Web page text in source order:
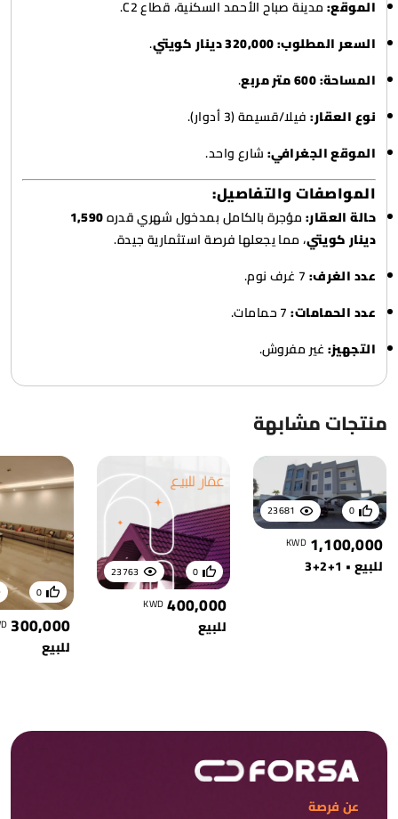
الموقع:مدينة صباح الأحمد السكنية، قطاع C2.
السعر المطلوب:320,000 دينار كويتي
.
المساحة:600 متر مربع
.
نوع العقار:فيلا/قسيمة (3 أدوار).
الموقع الجغرافي:شارع واحد.
المواصفات والتفاصيل:
حالة العقار:مؤجرة بالكامل بمدخول شهري قدره1,590
دينار كويتي، مما يجعلها فرصة استثمارية جيدة.
عدد الغرف:
عدد الحمامات:7 حمامات.
التجهيز:غير مفروش.
منتجات مشابهة
23681 0
1,100,000
KWD
للبيع • 1+2+3 23763 0
400,000
KWD
للبيع
0
300,000
للبيع
عن فرصة